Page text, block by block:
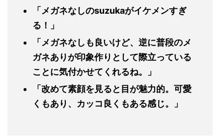
「メガネなしのsuzukaがイケメンすぎ
る！」
「メガネなしも良いけど、逆に普段のメ
ガネありが印象作りとして際立っている
ことに気付かせてくれるね。」
「改めて素顔を見ると目が魅力的。可愛
くもあり、カッコ良くもある感じ。」